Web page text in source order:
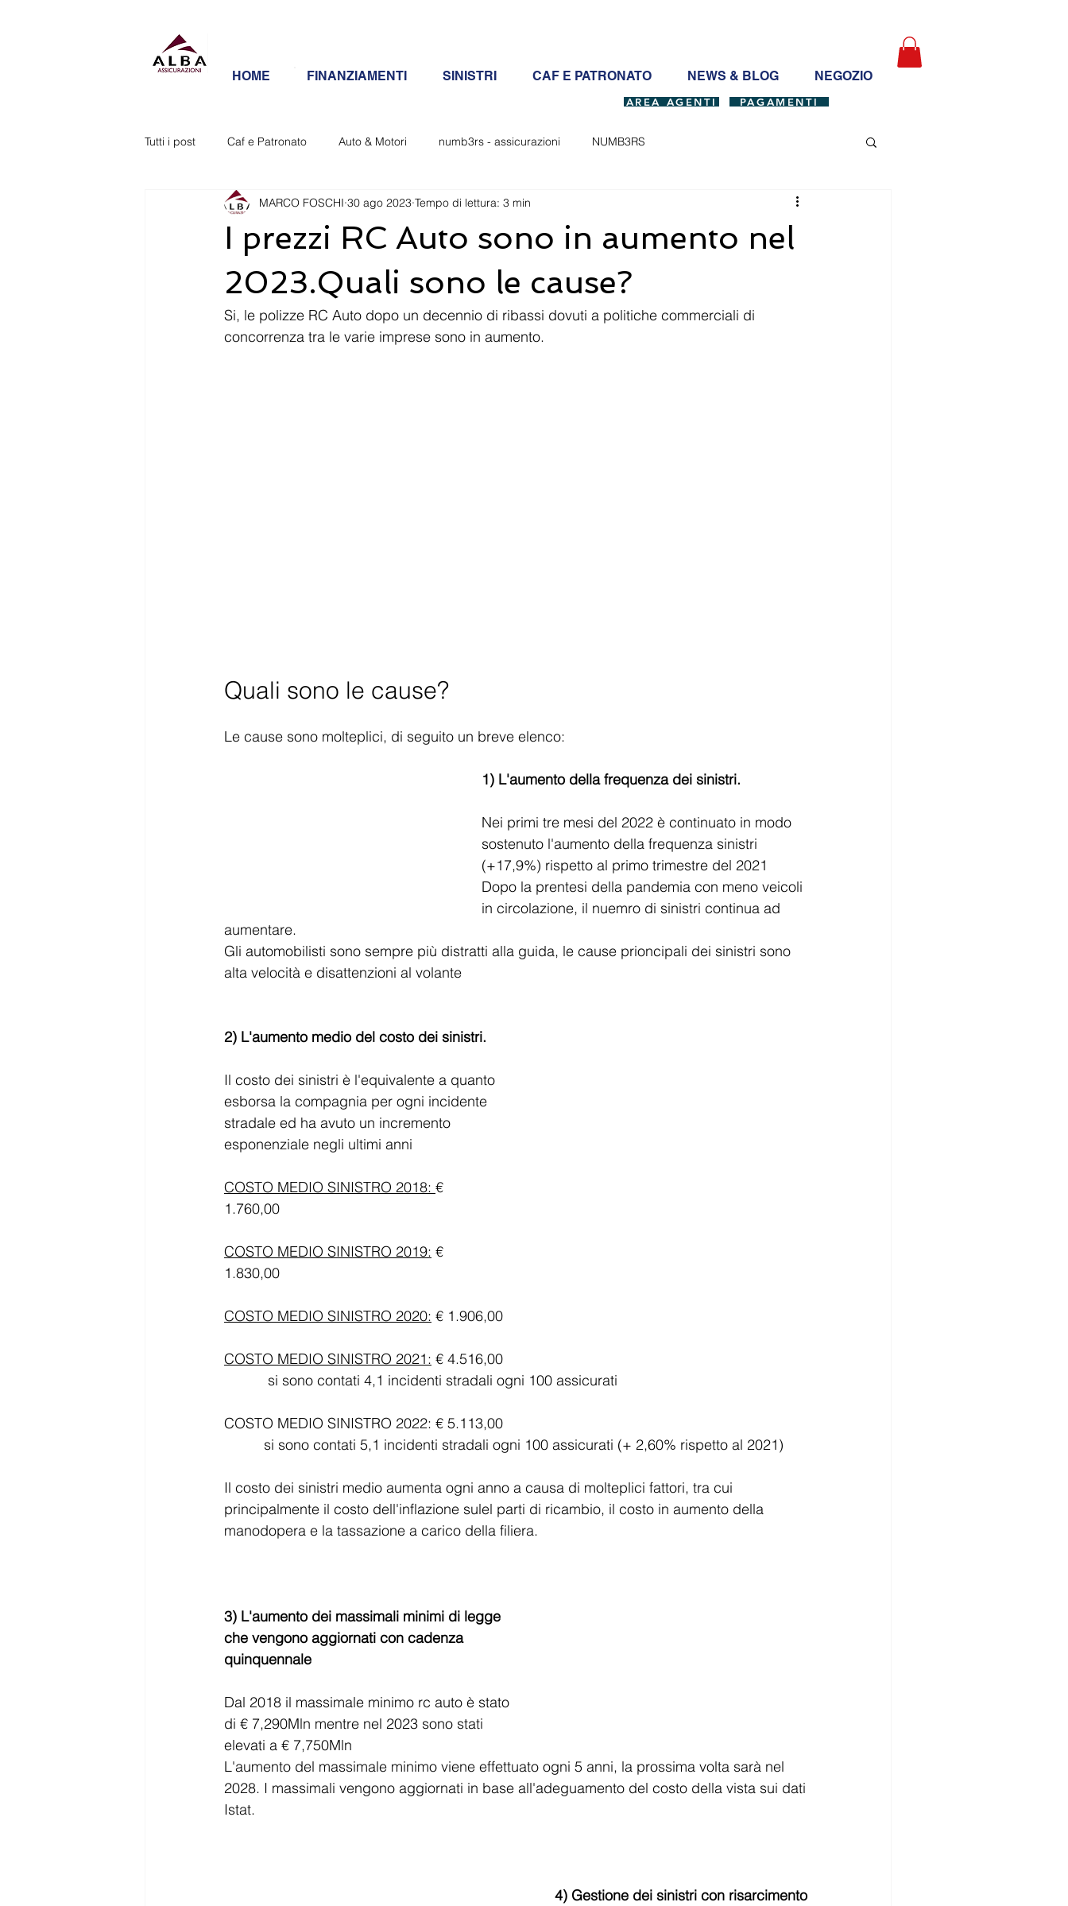
HOME FINANZIAMENTI SINISTRI CAF E PATRONATO NEWS & BLOG NEGOZIO
AREA AGENTI PAGAMENTI
Tutti i post Caf e Patronato Auto & Motori numb3rs - assicurazioni NUMB3RS
I prezzi RC Auto sono in aumento nel
2023.Quali sono le cause?
MARCO FOSCHI 30 ago 2023 Tempo di lettura: 3 min
Si, le polizze RC Auto dopo un decennio di ribassi dovuti a politiche commerciali di
concorrenza tra le varie imprese sono in aumento.
Quali sono le cause?
Le cause sono molteplici, di seguito un breve elenco:
1) L'aumento della frequenza dei sinistri.
Nei primi tre mesi del 2022 è continuato in modo
sostenuto l'aumento della frequenza sinistri
(+17,9%) rispetto al primo trimestre del 2021
Dopo la prentesi della pandemia con meno veicoli
in circolazione, il nuemro di sinistri continua ad
aumentare.
Gli automobilisti sono sempre più distratti alla guida, le cause prioncipali dei sinistri sono
alta velocità e disattenzioni al volante
2) L'aumento medio del costo dei sinistri.
Il costo dei sinistri è l'equivalente a quanto
esborsa la compagnia per ogni incidente
stradale ed ha avuto un incremento
esponenziale negli ultimi anni
COSTO MEDIO SINISTRO 2018: €
1.760,00
COSTO MEDIO SINISTRO 2019: €
1.830,00
COSTO MEDIO SINISTRO 2020: € 1.906,00
COSTO MEDIO SINISTRO 2021: € 4.516,00
           si sono contati 4,1 incidenti stradali ogni 100 assicurati
COSTO MEDIO SINISTRO 2022: € 5.113,00
          si sono contati 5,1 incidenti stradali ogni 100 assicurati (+ 2,60% rispetto al 2021)
Il costo dei sinistri medio aumenta ogni anno a causa di molteplici fattori, tra cui
principalmente il costo dell'inflazione sulel parti di ricambio, il costo in aumento della
manodopera e la tassazione a carico della filiera.
3) L'aumento dei massimali minimi di legge
che vengono aggiornati con cadenza
quinquennale
Dal 2018 il massimale minimo rc auto è stato
di € 7,290Mln mentre nel 2023 sono stati
elevati a € 7,750Mln
L'aumento del massimale minimo viene effettuato ogni 5 anni, la prossima volta sarà nel
2028. I massimali vengono aggiornati in base all'adeguamento del costo della vista sui dati
Istat.
4) Gestione dei sinistri con risarcimento